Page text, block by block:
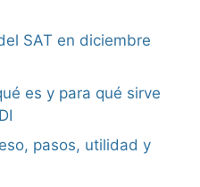
SAT en diciembre
es y para qué sirve
pasos, utilidad y